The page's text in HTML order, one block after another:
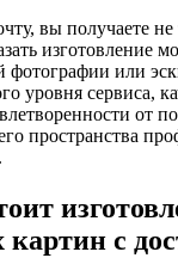
вы получаете не
изготовление
фотографии или
уровня сервиса,
от
пространства
с